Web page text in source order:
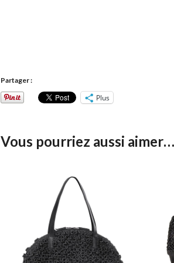
Partager :
Plus
Vous pourriez aussi aimer…